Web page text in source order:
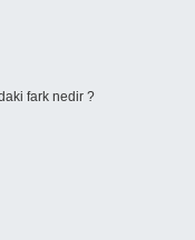
fark nedir ?